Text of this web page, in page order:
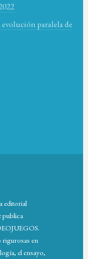
paralela de
editorial
publica
rigurosas en
el ensayo,